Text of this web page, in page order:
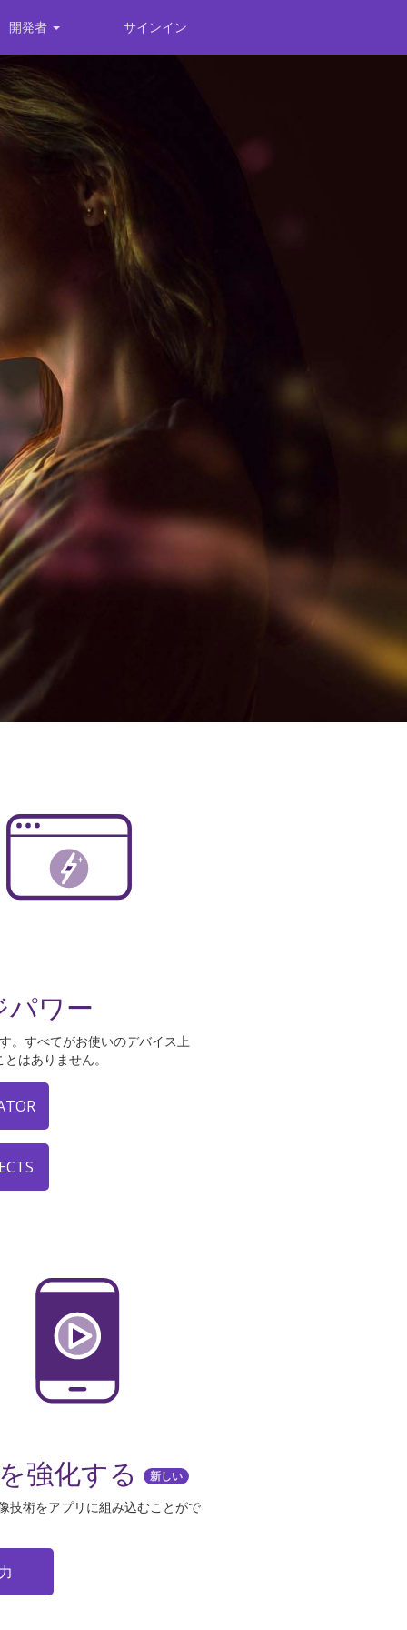
開発者 サインイン
パワー
。すべてがお使いのデバイス上
はありません。
強化する 新しい
技術をアプリに組み込むことがで